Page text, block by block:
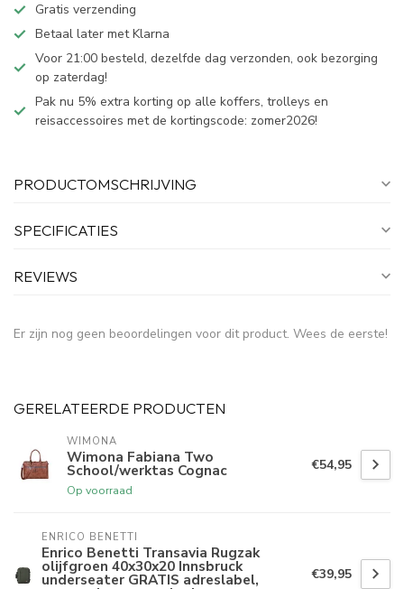
Gratis verzending
Betaal later met Klarna
Voor 21:00 besteld, dezelfde dag verzonden, ook bezorging
op zaterdag!
Pak nu 5% extra korting op alle koffers, trolleys en
reisaccessoires met de kortingscode: zomer2026!
PRODUCTOMSCHRIJVING
SPECIFICATIES
REVIEWS
Er zijn nog geen beoordelingen voor dit product. Wees de eerste!
GERELATEERDE PRODUCTEN
WIMONA
Wimona Fabiana Two
School/werktas Cognac
Op voorraad
€54,95
ENRICO BENETTI
Enrico Benetti Transavia Rugzak
olijfgroen 40x30x20 Innsbruck
underseater GRATIS adreslabel, €39,95